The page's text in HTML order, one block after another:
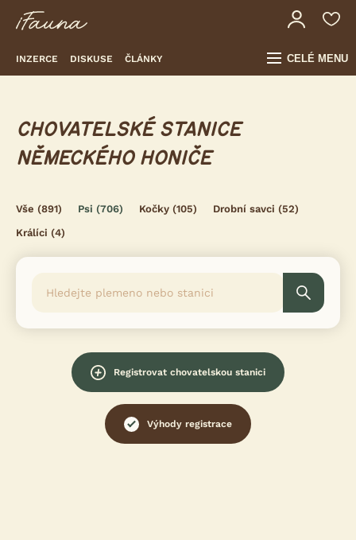
INZERCE DISKUSE ČLÁNKY CELÉ MENU
CHOVATELSKÉ STANICE
NĚMECKÉHO HONIČE
Vše (891) Psi (706) Kočky (105) Drobní savci (52)
Králíci (4)
Registrovat chovatelskou stanici
Výhody registrace